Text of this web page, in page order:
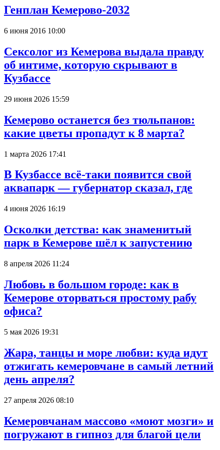
Генплан Кемерово-2032
6 июня 2016 10:00
Сексолог из Кемерова выдала правду
об интиме, которую скрывают в
Кузбассе
29 июня 2026 15:59
Кемерово останется без тюльпанов:
какие цветы пропадут к 8 марта?
1 марта 2026 17:41
В Кузбассе всё-таки появится свой
аквапарк — губернатор сказал, где
4 июня 2026 16:19
Осколки детства: как знаменитый
парк в Кемерове шёл к запустению
8 апреля 2026 11:24
Любовь в большом городе: как в
Кемерове оторваться простому рабу
офиса?
5 мая 2026 19:31
Жара, танцы и море любви: куда идут
отжигать кемеровчане в самый летний
день апреля?
27 апреля 2026 08:10
Кемеровчанам массово «моют мозги» и
погружают в гипноз для благой цели